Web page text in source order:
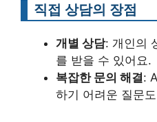
직접 상담의 장점
개별 상담: 개인의
를 받을 수 있어요.
복잡한 문의 해결:
하기 어려운 질문